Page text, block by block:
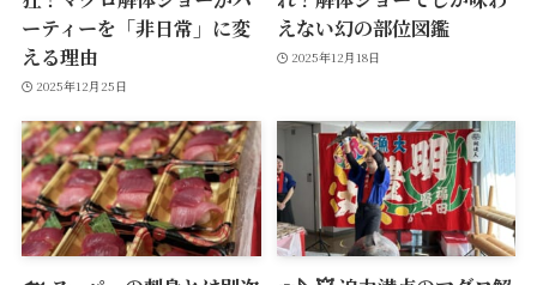
ーティーを「非日常」に変
える理由
2025年12月25日
えない幻の部位図鑑
2025年12月18日